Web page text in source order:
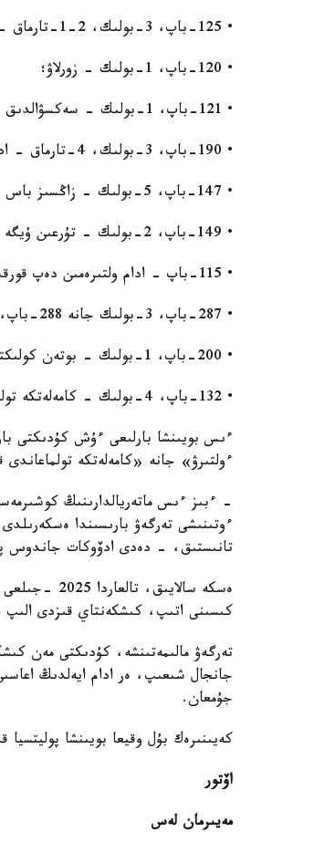
• 125-باپ، 3-بولىك، 2-1-تارماق - كامەلەتكە تولماعاندى قاتىستىرۋ ارقىلى ادام ۇرلاۋ؛
• 120-باپ، 1-بولىك - زورلاۋ؛
• 121-باپ، 1-بولىك - سەكسۋالدىق سيپاتتاعى كۇش قولدانۋ ارەكەتتەرى؛
• 190-باپ، 3-بولىك، 4-تارماق - ادامدار توبى بولىپ الاياقتىق جاساۋ؛
• 147-باپ، 5-بولىك - زاڭسىز باس بوستاندىعىنان ايىرۋ؛
• 149-باپ، 2-بولىك - تۇرعىن ۇيگە زاڭسىز كىرۋ؛
• 115-باپ - ادام ولتىرەمىن دەپ قورقىتۋ؛
• 287-باپ، 3-بولىك جانە 288-باپ، 1-بولىك - قارۋدى زاڭسىز جاساۋ جانە ساقتاۋ؛
• 200-باپ، 1-بولىك - بوتەن كولىكتى ۇرلاۋ ماقساتسىز زاڭسىز پايدالانۋ؛
• 132-باپ، 4-بولىك - كامەلەتكە تولماعاندى قىلمىس جاساۋعا تارتۋ.
ءىس بويىنشا بارلىعى ءۇش كۇدىكتى
ءولتىرۋ» جانە «كامەلەتكە تولماعاندى
- ءبىز ءىس ماتەريالدارىنىڭ
ءوتىنىشى تەرگەۋ بارىسىندا
تانىستىق، - دەدى ادۆوكات جاندوس
كىسىنى اتىپ، كىشكەنتاي قىزدى
تەرگەۋ مالىمەتىنشە، كۇدىكتى مەن
جانجال شىعىپ، ەر ادام ايەلدىڭ
جۇمعان.
كەيىنىرەك بۇل وقيعا بويىنشا
اۆتور
مەيىرمان لەس